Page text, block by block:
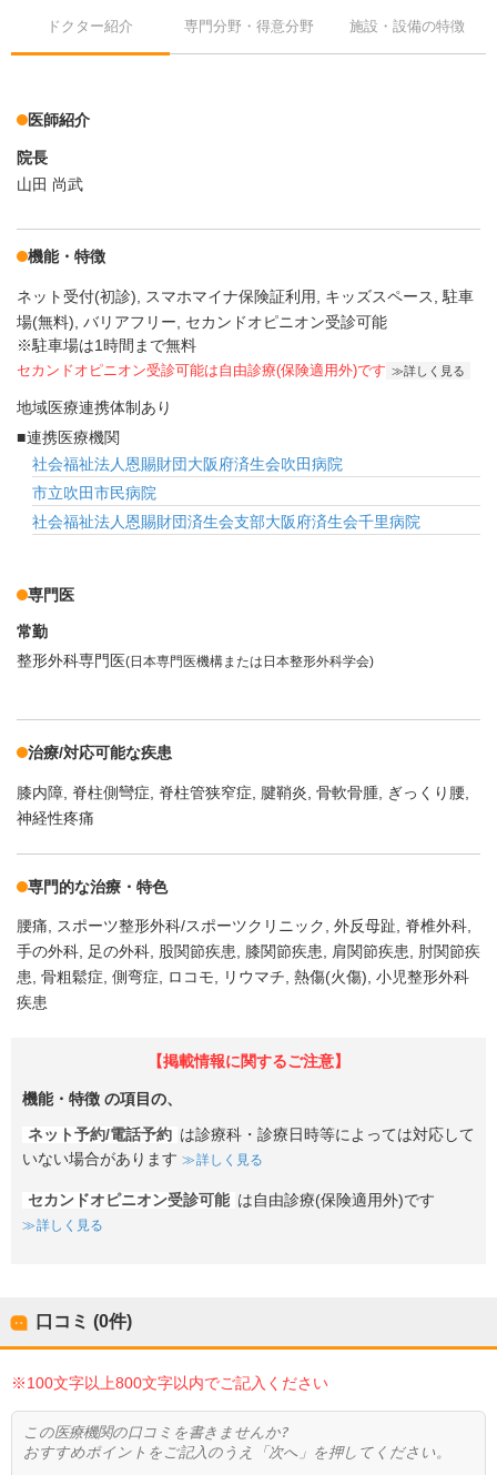
ドクター紹介 専門分野・得意分野 施設・設備の特徴
医師紹介
院長
山田 尚武
機能・特徴
ネット受付(初診) スマホマイナ保険証利用 キッズスペース
駐車
場(無料) バリアフリー
セカンドオピニオン受診可能
※駐車場は1時間まで無料
セカンドオピニオン受診可能は自由診療(保険適用外)です 詳しく見る
地域医療連携体制あり
連携医療機関
社会福祉法人恩賜財団大阪府済生会吹田病院
市立吹田市民病院
社会福祉法人恩賜財団済生会支部大阪府済生会千里病院
専門医
常勤
整形外科専門医(日本専門医機構または日本整形外科学会)
治療/対応可能な疾患
膝内障 脊柱側彎症 脊柱管狭窄症 腱鞘炎 骨軟骨腫
ぎっくり腰
神経性疼痛
専門的な治療・特色
腰痛 スポーツ整形外科/スポーツクリニック 外反母趾
脊椎外科
手の外科
足の外科 股関節疾患 膝関節疾患 肩関節疾患
肘関節疾
患 骨粗鬆症 側弯症 ロコモ リウマチ 熱傷(火傷) 小児整形外科
疾患
【掲載情報に関するご注意】
機能・特徴 の項目の、
ネット予約/電話予約 は診療科・診療日時等によっては対応して
いない場合があります
詳しく見る
セカンドオピニオン受診可能 は自由診療(保険適用外)です
詳しく見る
口コミ (0件)
※100文字以上800文字以内でご記入ください